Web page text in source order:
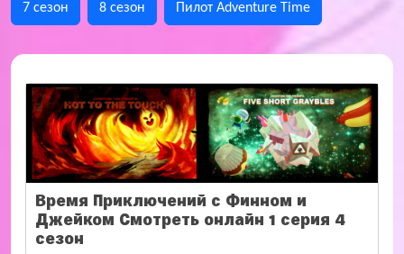
7 сезон 8 сезон Пилот Adventure Time
Время Приключений с Финном и
Джейком Смотреть онлайн 1 серия 4
сезон